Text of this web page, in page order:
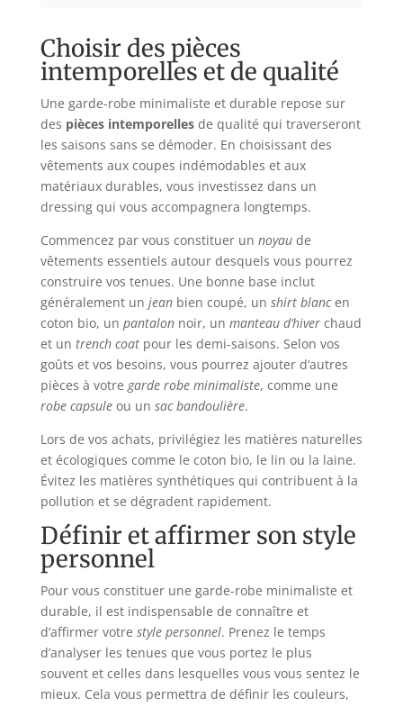
Choisir des pièces
intemporelles et de qualité
Une garde-robe minimaliste et durable repose sur
des pièces intemporellesde qualité qui traverseront
les saisons sans se démoder. En choisissant des
vêtements aux coupes indémodables et aux
matériaux durables, vous investissez dans un
dressing qui vous accompagnera longtemps.
Commencez par vous constituer un noyaude
vêtements essentiels autour desquels vous pourrez
construire vos tenues. Une bonne base inclut
généralement un jeanbien coupé, un shirt blancen
coton bio, un pantalonnoir, un manteau d’hiverchaud
et un trench coatpour les demi-saisons. Selon vos
goûts et vos besoins, vous pourrez ajouter d’autres
pièces à votre garde robe minimaliste, comme une
robe capsuleou un sac bandoulière.
Lors de vos achats, privilégiez les matières naturelles
et écologiques comme le coton bio, le lin ou la laine.
Évitez les matières synthétiques qui contribuent à la
pollution et se dégradent rapidement.
Définir et affirmer son style
personnel
Pour vous constituer une garde-robe minimaliste et
durable, il est indispensable de connaître et
d’affirmer votre style personnel. Prenez le temps
d’analyser les tenues que vous portez le plus
souvent et celles dans lesquelles vous vous sentez le
mieux. Cela vous permettra de définir les couleurs,